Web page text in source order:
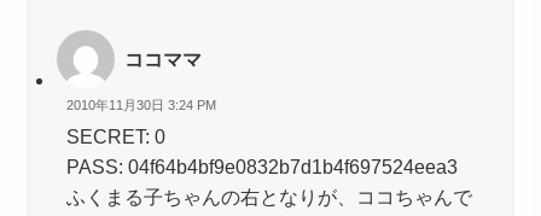
ココママ
2010年11月30日 3:24 PM
SECRET: 0
PASS: 04f64b4bf9e0832b7d1b4f697524eea3
ふくまる子ちゃんの右となりが、ココちゃんで